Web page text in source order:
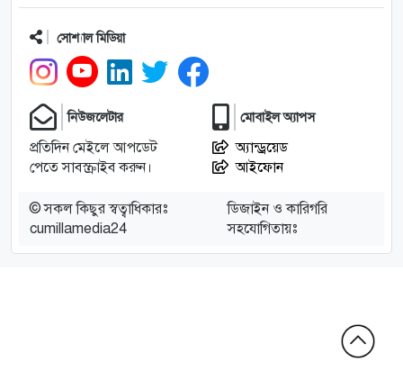
সোশ্যাল মিডিয়া
নিউজলেটার
প্রতিদিন মেইলে আপডেট
পেতে সাবস্ক্রাইব করুন।
মোবাইল অ্যাপস
অ্যান্ড্রয়েড
আইফোন
© সকল কিছুর স্বত্বাধিকারঃ
cumillamedia24
ডিজাইন ও কারিগরি
সহযোগিতায়ঃ